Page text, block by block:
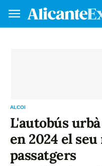
ALCOI
L'autobús
en 2024 el
passatgers